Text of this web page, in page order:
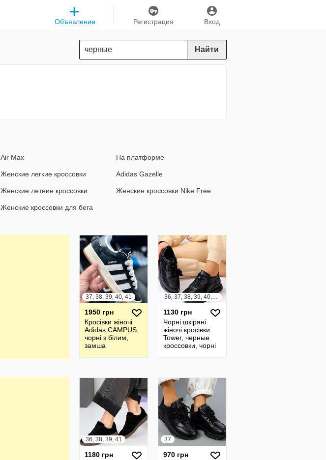
Вход
Регистрация
Объявление
Найти
Air Max На платформе
Женские легкие кроссовки Adidas Gazelle
Женские летние кроссовки Женские кроссовки Nike Free
Женские кроссовки для бега
37, 38, 39, 40, 41
1950 грн
Кросівки жіночі
Adidas CAMPUS,
чорні з білим,
замша
36, 37, 38, 39, 40, 41
1130 грн
Чорні шкіряні
жіночі кросівки
Tower, черные
кроссовки, чорні
36, 38, 39, 41
1180 грн
37
970 грн